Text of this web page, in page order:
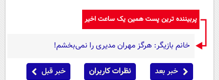
پربیننده ترین پست همین یک ساعت اخیر
خانم بازیگر: هرگز مهران مدیری را نمی‌بخشم!
خبر بعد نظرات کاربران خبر قبل